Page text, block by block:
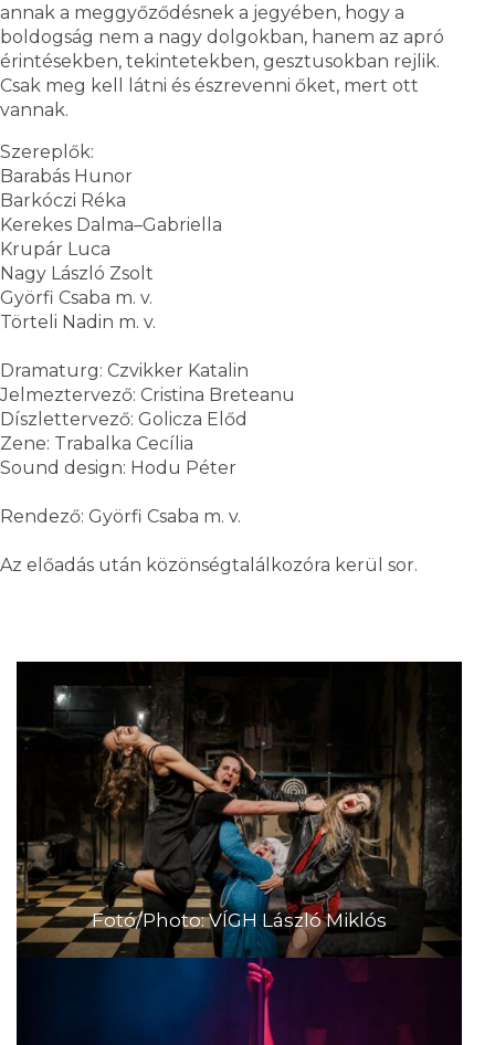
annak a meggyőződésnek a jegyében, hogy a
boldogság nem a nagy dolgokban, hanem az apró
érintésekben, tekintetekben, gesztusokban rejlik.
Csak meg kell látni és észrevenni őket, mert ott
vannak.
Szereplők:
Barabás Hunor
Barkóczi Réka
Kerekes Dalma–Gabriella
Krupár Luca
Nagy László Zsolt
Györfi Csaba m. v.
Törteli Nadin m. v.
Dramaturg: Czvikker Katalin
Jelmeztervező: Cristina Breteanu
Díszlettervező: Golicza Előd
Zene: Trabalka Cecília
Sound design: Hodu Péter
Rendező: Györfi Csaba m. v.
Az előadás után közönségtalálkozóra kerül sor.
Fotó/Photo: VÍGH László Miklós